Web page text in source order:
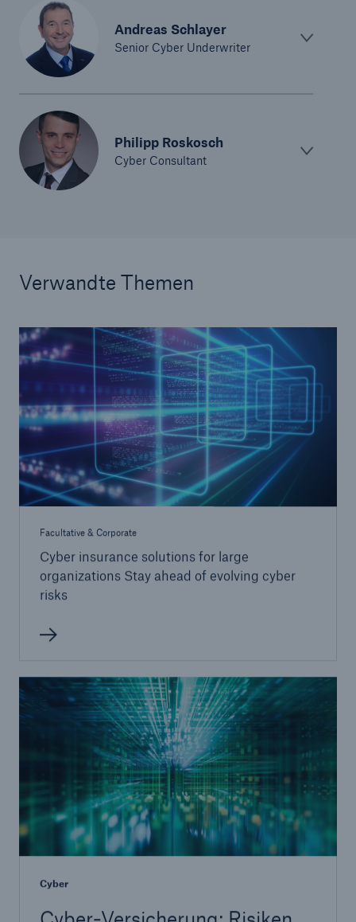
Andreas Schlayer
Senior Cyber Underwriter
Philipp Roskosch
Cyber Consultant
Verwandte Themen
Facultative & Corporate
Cyber insurance solutions for large
organizations Stay ahead of evolving cyber
risks
Cyber